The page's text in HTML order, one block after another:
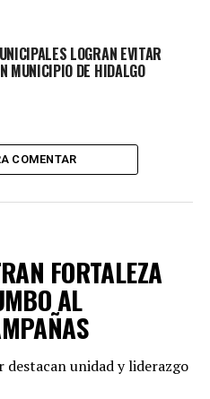
con el propio doctor
de forma oficial qué
rápido comenzar a hacer
este miércoles tener
aunque reiteró que en
de casos o alguna
de volver a estas
LOGRAN EVITAR
MUNICIPIO DE HIDALGO
COMENTAR
FORTALEZA
AL
destacan unidad y liderazgo